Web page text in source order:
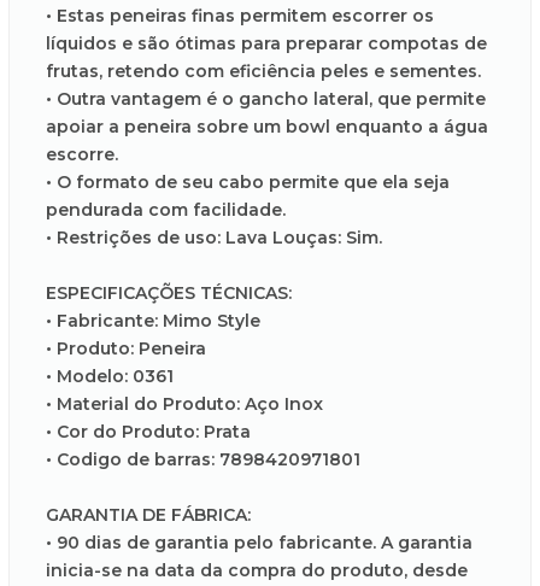
• Estas peneiras finas permitem escorrer os
líquidos e são ótimas para preparar compotas de
frutas, retendo com eficiência peles e sementes.
• Outra vantagem é o gancho lateral, que permite
apoiar a peneira sobre um bowl enquanto a água
escorre.
• O formato de seu cabo permite que ela seja
pendurada com facilidade.
• Restrições de uso: Lava Louças: Sim.
ESPECIFICAÇÕES TÉCNICAS:
• Fabricante: Mimo Style
• Produto: Peneira
• Modelo: 0361
• Material do Produto: Aço Inox
• Cor do Produto: Prata
• Codigo de barras: 7898420971801
GARANTIA DE FÁBRICA:
• 90 dias de garantia pelo fabricante. A garantia
inicia-se na data da compra do produto, desde